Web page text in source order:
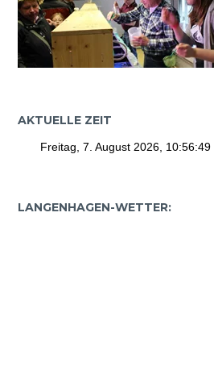
AKTUELLE ZEIT
LANGENHAGEN-WETTER: